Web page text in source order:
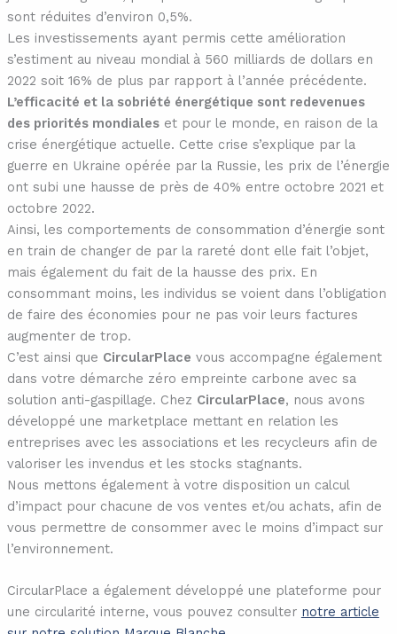
sont réduites d’environ 0,5%.
Les investissements ayant permis cette amélioration
s’estiment au niveau mondial à 560 milliards de dollars en
2022 soit 16% de plus par rapport à l’année précédente.
L’efficacité et la sobriété énergétique sont redevenues
des priorités mondialeset pour le monde, en raison de la
crise énergétique actuelle. Cette crise s’explique par la
guerre en Ukraine opérée par la Russie, les prix de l’énergie
ont subi une hausse de près de 40% entre octobre 2021 et
octobre 2022.
Ainsi, les comportements de consommation d’énergie sont
en train de changer de par la rareté dont elle fait l’objet,
mais également du fait de la hausse des prix. En
consommant moins, les individus se voient dans l’obligation
de faire des économies pour ne pas voir leurs factures
augmenter de trop.
C’est ainsi que CircularPlace vous accompagne également
dans votre démarche zéro empreinte carbone avec sa
solution anti-gaspillage. Chez CircularPlace, nous avons
développé une marketplace mettant en relation les
entreprises avec les associations et les recycleurs afin de
valoriser les invendus et les stocks stagnants.
Nous mettons également à votre disposition un calcul
d’impact pour chacune de vos ventes et/ou achats, afin de
vous permettre de consommer avec le moins d’impact sur
l’environnement.
CircularPlace a également développé une plateforme pour
une circularité interne, vous pouvez consulter notre article